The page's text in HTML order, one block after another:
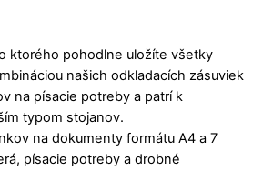
ktorého pohodlne uložíte všetky
našich odkladacích zásuviek
na písacie potreby a patrí k
typom stojanov.
na dokumenty formátu A4 a 7
písacie potreby a drobné